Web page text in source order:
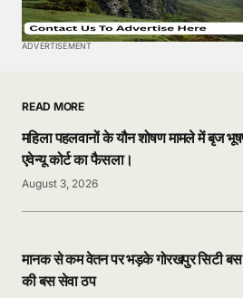
ADVERTISEMENT
READ MORE
महिला पहलवानों के यौन शोषण मामले में बृज
एवेन्यू कोर्ट का फैसला।
August 3, 2026
मानक से कम वेतन पर भड़के गोरखपुर सिटी
की बस सेवा ठप